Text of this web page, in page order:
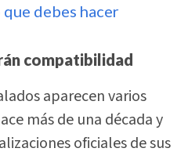
debes hacer
compatibilidad
aparecen varios
más de una década y
oficiales de sus